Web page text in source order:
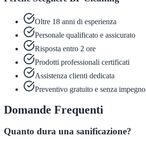
Oltre 18 anni di esperienza
Personale qualificato e assicurato
Risposta entro 2 ore
Prodotti professionali certificati
Assistenza clienti dedicata
Preventivo gratuito e senza impegno
Domande Frequenti
Quanto dura una sanificazione?